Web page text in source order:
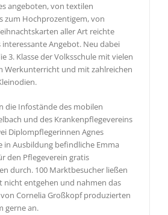
angeboten, von textilen
zum Hochprozentigem, von
aller Art reichte
Angebot. Neu dabei
3. Klasse der Volksschule mit vielen
Werkunterricht und mit zahlreichen
die Infostände des mobilen
und des Krankenpflegevereins
Diplompflegerinnen Agnes
in Ausbildung befindliche Emma
den Pflegeverein gratis
durch. 100 Marktbesucher ließen
nicht entgehen und nahmen das
Cornelia Großkopf produzierten
gerne an.